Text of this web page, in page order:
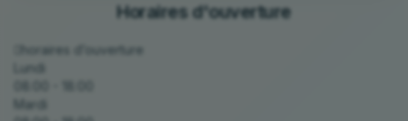
Horaires d'ouverture
horaires d’ouverture
Lundi
Mardi